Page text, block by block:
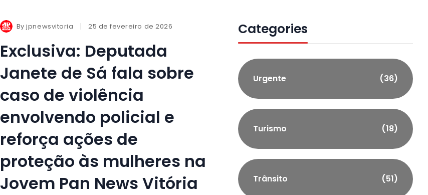
Byjpnewsvitoria 25 de fevereiro de 2026
Exclusiva: Deputada
Janete de Sá fala sobre
caso de violência
envolvendo policial e
reforça ações de
proteção às mulheres na
Jovem Pan News Vitória
Categories
Urgente (36)
Turismo (18)
Trânsito (51)